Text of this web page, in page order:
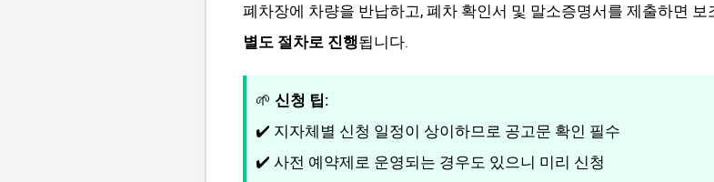
폐차장에 차량을 반납하고, 폐차 확인서 및 말소증명서를 제출하면 보
별도 절차로 진행됩니다.
🌱 신청 팁:
✔️ 지자체별 신청 일정이 상이하므로 공고문 확인 필수
✔️ 사전 예약제로 운영되는 경우도 있으니 미리 신청